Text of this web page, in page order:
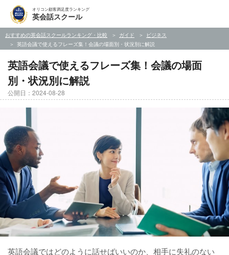
オリコン顧客満足度ランキング
英会話スクール
おすすめの英会話スクールランキング・比較 ガイド
ビジネス
英語会議で使えるフレーズ集！会議の場面別・状況別に解説
英語会議で使えるフレーズ集！会議の場面
別・状況別に解説
公開日：2024-08-28
英語会議ではどのように話せばいいのか、相手に失礼のない